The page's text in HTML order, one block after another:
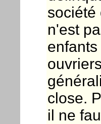
société
n'est
close.
il ne